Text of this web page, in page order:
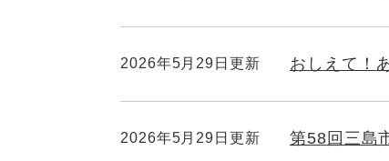
2026年5月29日更新 おしえて！
2026年5月29日更新 第58回三島